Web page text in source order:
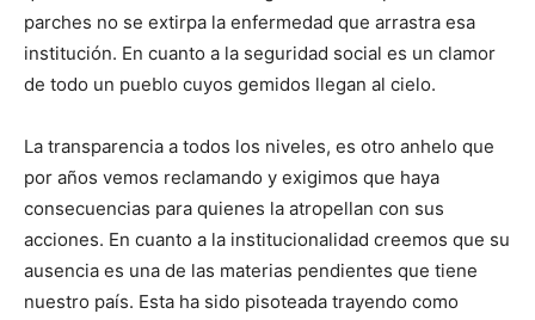
parches no se extirpa la enfermedad que arrastra esa
institución. En cuanto a la seguridad social es un clamor
de todo un pueblo cuyos gemidos llegan al cielo.
La transparencia a todos los niveles, es otro anhelo que
por años vemos reclamando y exigimos que haya
consecuencias para quienes la atropellan con sus
acciones. En cuanto a la institucionalidad creemos que su
ausencia es una de las materias pendientes que tiene
nuestro país. Esta ha sido pisoteada trayendo como